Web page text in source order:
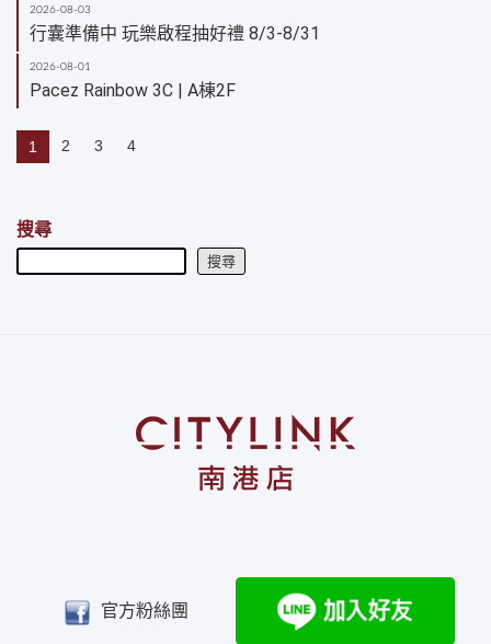
2026-08-03
行囊準備中 玩樂啟程抽好禮 8/3-8/31
2026-08-01
Pacez Rainbow 3C | A棟2F
1 2 3 4
搜尋
搜尋
官方粉絲團